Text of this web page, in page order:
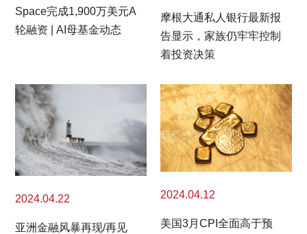
Space完成1,900万美元A
轮融资 | AI母基金动态
摩根大通私人银行最新报
告显示，家族仍牢牢控制
着投资决策
2024.04.22
亚洲金融风暴再现/再见
2024.04.12
美国3月CPI全面高于预